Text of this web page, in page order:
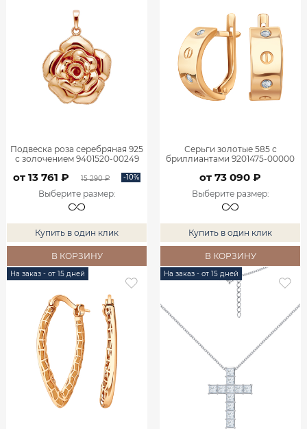
Подвеска роза серебряная 925
с золочением 9401520-00249
от 13 761 ₽ 15 290 ₽ -10%
Выберите размер:
Купить в один клик
В КОРЗИНУ
Серьги золотые 585 с
бриллиантами 9201475-00000
от 73 090 ₽
Выберите размер:
Купить в один клик
В КОРЗИНУ
На заказ - от 15 дней На заказ - от 15 дней